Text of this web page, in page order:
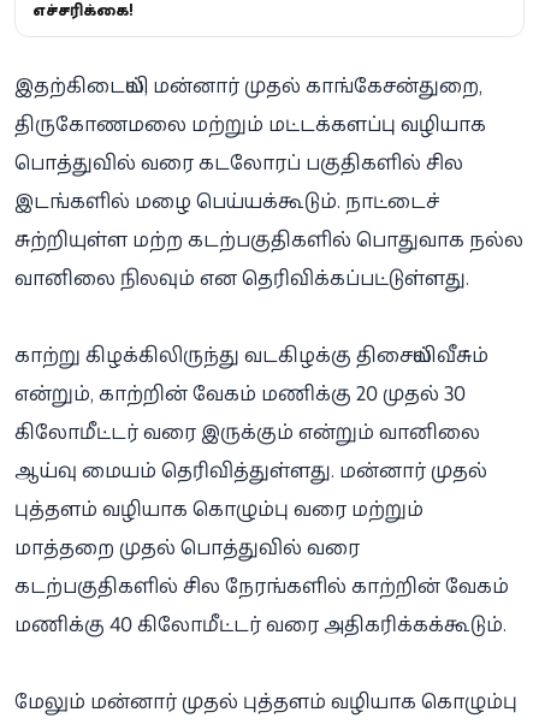
எச்சரிக்கை!
இதற்கிடையில், மன்னார் முதல் காங்கேசன்துறை,
திருகோணமலை மற்றும் மட்டக்களப்பு வழியாக
பொத்துவில் வரை கடலோரப் பகுதிகளில் சில
இடங்களில் மழை பெய்யக்கூடும். நாட்டைச்
சுற்றியுள்ள மற்ற கடற்பகுதிகளில் பொதுவாக நல்ல
வானிலை நிலவும் என தெரிவிக்கப்பட்டுள்ளது.
காற்று கிழக்கிலிருந்து வடகிழக்கு திசையில் வீசும்
என்றும், காற்றின் வேகம் மணிக்கு 20 முதல் 30
கிலோமீட்டர் வரை இருக்கும் என்றும் வானிலை
ஆய்வு மையம் தெரிவித்துள்ளது. மன்னார் முதல்
புத்தளம் வழியாக கொழும்பு வரை மற்றும்
மாத்தறை முதல் பொத்துவில் வரை
கடற்பகுதிகளில் சில நேரங்களில் காற்றின் வேகம்
மணிக்கு 40 கிலோமீட்டர் வரை அதிகரிக்கக்கூடும்.
மேலும் மன்னார் முதல் புத்தளம் வழியாக கொழும்பு